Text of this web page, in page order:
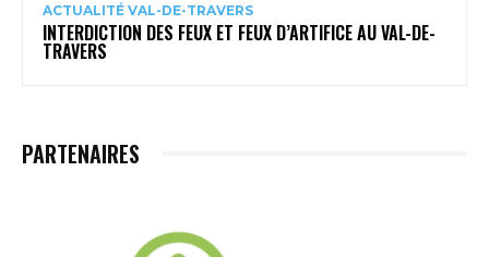
ACTUALITÉ VAL-DE-TRAVERS
INTERDICTION DES FEUX ET FEUX D’ARTIFICE AU VAL-DE-
TRAVERS
PARTENAIRES